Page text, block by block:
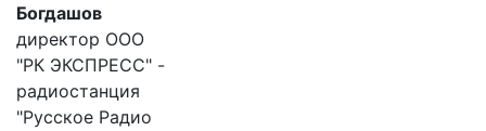
Богдашов
директор ООО
"РК ЭКСПРЕСС" -
радиостанция
"Русское Радио